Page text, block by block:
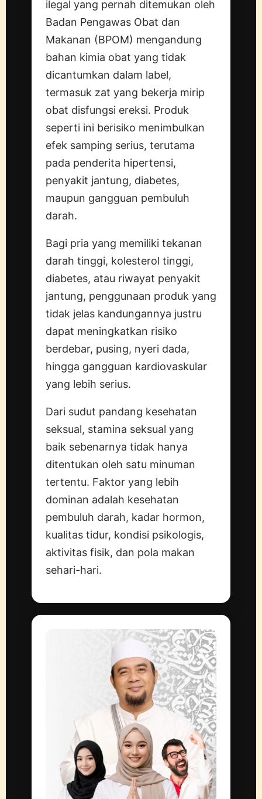
ilegal yang pernah ditemukan oleh
Badan Pengawas Obat dan
Makanan (BPOM) mengandung
bahan kimia obat yang tidak
dicantumkan dalam label,
termasuk zat yang bekerja mirip
obat disfungsi ereksi. Produk
seperti ini berisiko menimbulkan
efek samping serius, terutama
pada penderita hipertensi,
penyakit jantung, diabetes,
maupun gangguan pembuluh
darah.
Bagi pria yang memiliki tekanan
darah tinggi, kolesterol tinggi,
diabetes, atau riwayat penyakit
jantung, penggunaan produk yang
tidak jelas kandungannya justru
dapat meningkatkan risiko
berdebar, pusing, nyeri dada,
hingga gangguan kardiovaskular
yang lebih serius.
Dari sudut pandang kesehatan
seksual, stamina seksual yang
baik sebenarnya tidak hanya
ditentukan oleh satu minuman
tertentu. Faktor yang lebih
dominan adalah kesehatan
pembuluh darah, kadar hormon,
kualitas tidur, kondisi psikologis,
aktivitas fisik, dan pola makan
sehari-hari.